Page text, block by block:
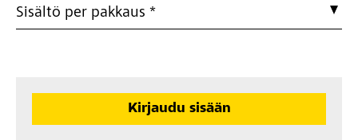
Sisältö per pakkaus *
Kirjaudu sisään